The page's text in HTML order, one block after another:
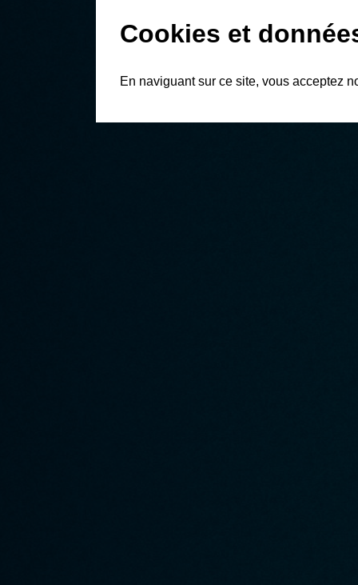
Cookies et
En naviguant sur ce site, vous acceptez